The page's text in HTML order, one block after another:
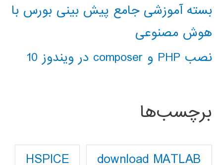
بسته آموزشی جامع پیش بینی بورس با
هوش مصنوعی
نصب PHP و composer در ویندوز 10
برچسب‌ها
download MATLAB
HSPICE